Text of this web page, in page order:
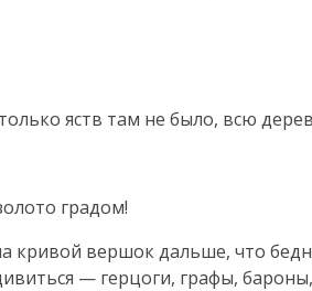
яств там не было, всю
градом!
кривой вершок дальше, что
— герцоги, графы,